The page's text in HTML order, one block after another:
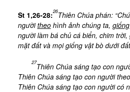
Được Làm Môn Đệ
Đến với Ba Ngôi qua Kinh Lạy
Trên Đường LBTM
Thao Luyện Nhẹ Nhàng
Xin Cho Con Gặp Được Chúa
St 1,26-28:26Thiên Chúa phán:
ngườitheohình ảnh chúng ta, giống
người làm bá chủ cá biển, chim
mặt đất và mọi giống vật bò dưới
27Thiên Chúa sáng tạo con
Thiên Chúa sáng tạo con người
Thiên Chúa sáng tạo con người có